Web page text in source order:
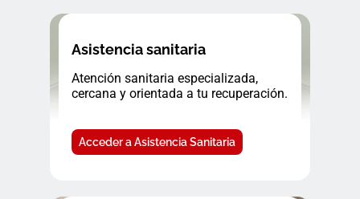
Asistencia sanitaria
Atención sanitaria especializada,
cercana y orientada a tu recuperación.
Acceder a Asistencia Sanitaria